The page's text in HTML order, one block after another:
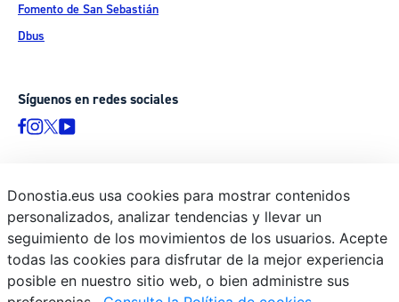
Fomento de San Sebastián
Dbus
Síguenos en redes sociales
© Donostiako Udala - Ayuntamiento de Donostia / San Sebastián
Ijentea 1, 20003 Donostia / San Sebastián
Aviso legal
Política de privacidad
Donostia.eus usa cookies para mostrar contenidos
personalizados, analizar tendencias y llevar un
seguimiento de los movimientos de los usuarios. Acepte
todas las cookies para disfrutar de la mejor experiencia
posible en nuestro sitio web, o bien administre sus